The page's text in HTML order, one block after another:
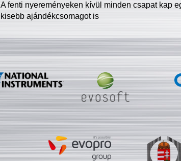
A fenti nyereményeken kívül minden csapat kap
kisebb ajándékcsomagot is